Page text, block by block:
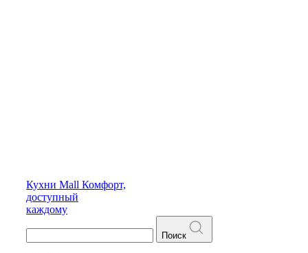
Кухни Mall Комфорт,
доступный
каждому
Поиск